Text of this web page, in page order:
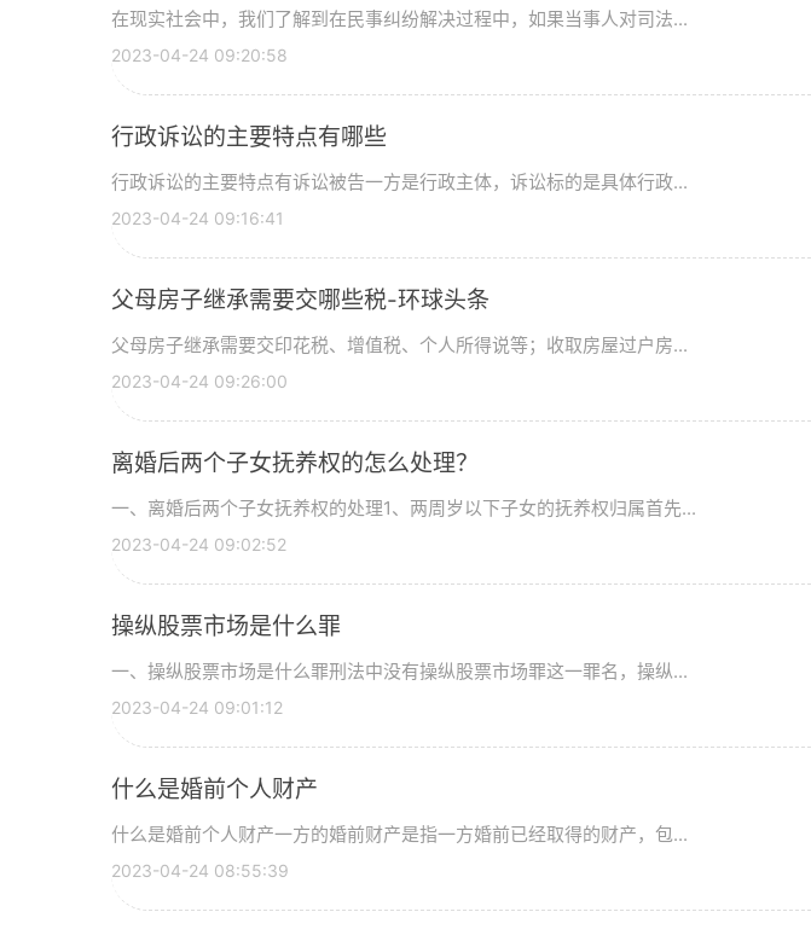
在现实社会中，我们了解到在民事纠纷解决过程中，如果当事人对司法...
2023-04-24 09:20:58
行政诉讼的主要特点有哪些
行政诉讼的主要特点有诉讼被告一方是行政主体，诉讼标的是具体行政...
2023-04-24 09:16:41
父母房子继承需要交哪些税-环球头条
父母房子继承需要交印花税、增值税、个人所得说等；收取房屋过户房...
2023-04-24 09:26:00
离婚后两个子女抚养权的怎么处理？
一、离婚后两个子女抚养权的处理1、两周岁以下子女的抚养权归属首先...
2023-04-24 09:02:52
操纵股票市场是什么罪
一、操纵股票市场是什么罪刑法中没有操纵股票市场罪这一罪名，操纵...
2023-04-24 09:01:12
什么是婚前个人财产
什么是婚前个人财产一方的婚前财产是指一方婚前已经取得的财产，包...
2023-04-24 08:55:39